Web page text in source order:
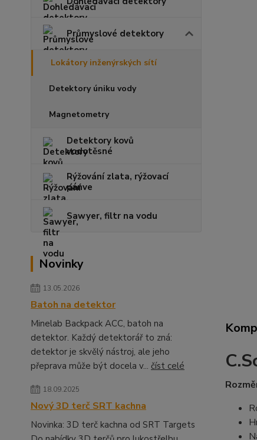
Průmyslové detektory
Lokátory inženýrských sítí
Detektory úniku vody
Magnetometry
Detektory kovů
vodotěsné
Rýžování zlata, rýžovací
pánve
Sawyer, filtr na vodu
Novinky
13.05.2026
Batoh na detektor
Minelab Backpack ACC, batoh na
detektor. Každý detektorář to zná:
detektor je skvělý nástroj, ale jeho
přeprava může být docela v... číst celé
18.09.2025
Nový 3D terč SRT kachna
Novinka: 3D terč kachna od SRT Targets